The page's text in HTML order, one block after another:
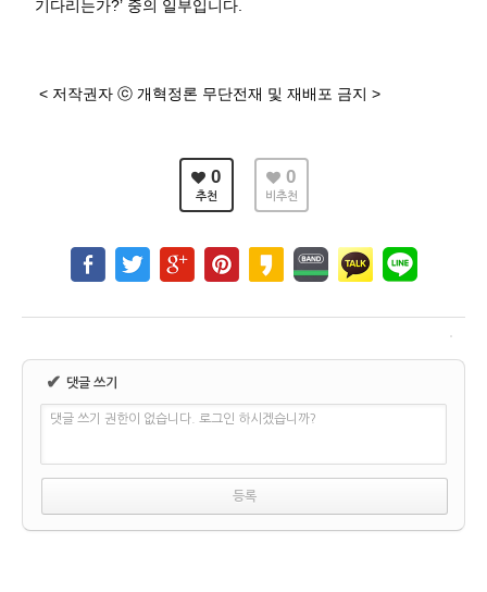
기다리는가?’ 중의 일부입니다
< 저작권자 ⓒ 개혁정론 무단전재 및 재배포 금지 >
0
추천
0
비추천
✔ 댓글 쓰기
댓글 쓰기 권한이 없습니다. 로그인 하시겠습니까?